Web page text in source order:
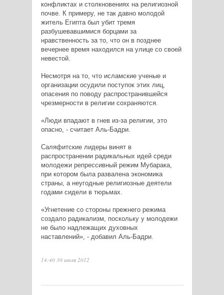
конфликтах и столкновениях на религиозной
почве. К примеру, не так давно молодой
житель Египта был убит тремя
разбушевавшимися борцами за
нравственность за то, что он в позднее
вечернее время находился на улице со своей
невестой.
Несмотря на то, что исламские ученые и
организации осудили поступок этих лиц,
опасения по поводу распространившейся
чрезмерности в религии сохраняются.
«Люди впадают в гнев из-за религии, это
опасно, - считает Аль-Бадри.
Саляфитские лидеры винят в
распространении радикальных идей среди
молодежи репрессивный режим Мубарака,
при котором была развалена экономика
страны, а неугодные религиозные деятели
годами сидели в тюрьмах.
«Угнетение со стороны прежнего режима
создало радикализм, поскольку у молодежи
не было надлежащих духовных
наставлений», - добавил Аль-Бадри.
14:40 30 июля 2012